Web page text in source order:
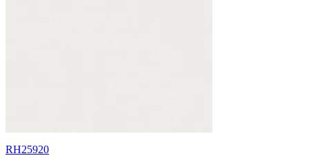
RH25920